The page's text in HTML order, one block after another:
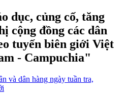
dục, củng cố, tăng
cộng đồng các dân
tuyến biên giới Việt
- Campuchia"